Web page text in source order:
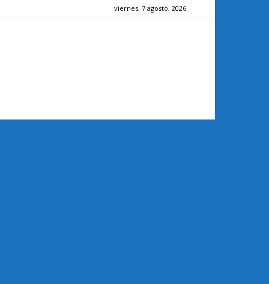
viernes, 7 agosto, 2026